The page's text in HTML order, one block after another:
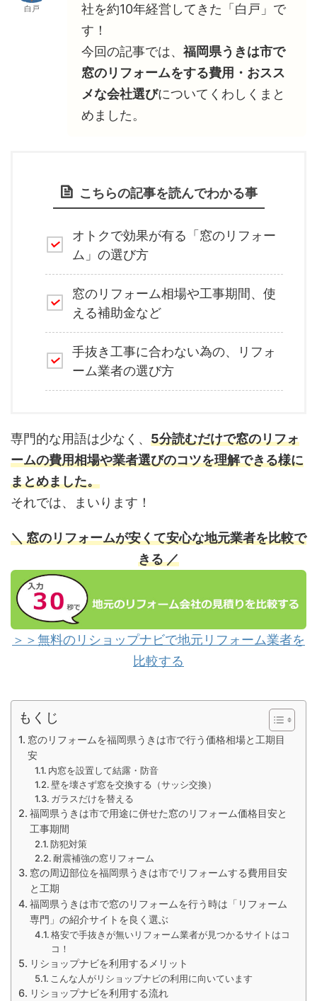
白戸
社を約10年経営してきた「白戸」で
す！
今回の記事では、 福岡県うきは市で
窓のリフォームをする費用・おスス
メな会社選びについてくわしくまと
めました。
こちらの記事を読んでわかる事
オトクで効果が有る「窓のリフォー
ム」の選び方
窓のリフォーム相場や工事期間、使
える補助金など
手抜き工事に合わない為の、リフォ
ーム業者の選び方
専門的な用語は少なく、 5分読むだけで窓のリフォ
ームの費用相場や業者選びのコツを理解できる様に
まとめました。
それでは、まいります！
＼ 窓のリフォームが安くて安心な地元業者を比較で
きる ／
＞＞無料のリショップナビで地元リフォーム業者を
比較する
もくじ
窓のリフォームを福岡県うきは市で行う価格相場と工期目
安
内窓を設置して結露・防音
壁を壊さず窓を交換する（サッシ交換）
ガラスだけを替える
福岡県うきは市で用途に併せた窓のリフォーム価格目安と
工事期間
防犯対策
耐震補強の窓リフォーム
窓の周辺部位を福岡県うきは市でリフォームする費用目安
と工期
福岡県うきは市で窓のリフォームを行う時は「リフォーム
専門」の紹介サイトを良く選ぶ
格安で手抜きが無いリフォーム業者が見つかるサイトはコ
コ！
リショップナビを利用するメリット
こんな人がリショップナビの利用に向いています
リショップナビを利用する流れ